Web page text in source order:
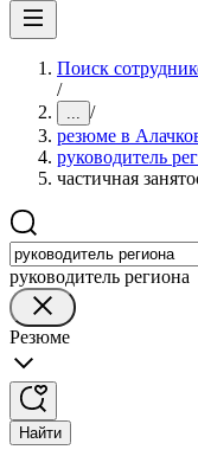
Поиск
/
... /
резюме в
руководитель
частичная
руководитель региона
Резюме
Найти